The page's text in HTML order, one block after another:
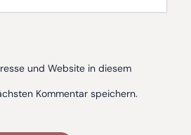
und Website in diesem
Kommentar speichern.